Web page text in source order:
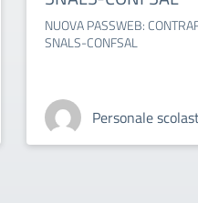
NUOVA PASSWEB:
SNALS-CONFSAL
Personale